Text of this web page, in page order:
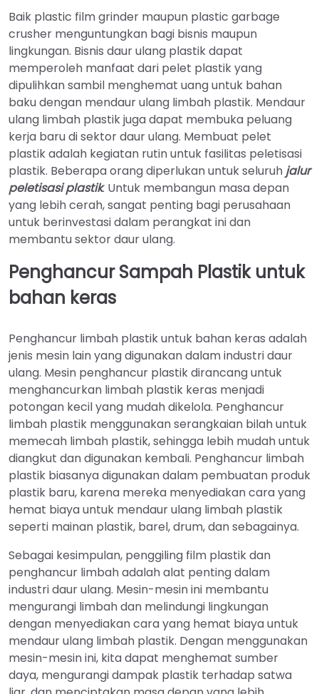
Baik plastic film grinder maupun plastic garbage
crusher menguntungkan bagi bisnis maupun
lingkungan. Bisnis daur ulang plastik dapat
memperoleh manfaat dari pelet plastik yang
dipulihkan sambil menghemat uang untuk bahan
baku dengan mendaur ulang limbah plastik. Mendaur
ulang limbah plastik juga dapat membuka peluang
kerja baru di sektor daur ulang. Membuat pelet
plastik adalah kegiatan rutin untuk fasilitas peletisasi
plastik. Beberapa orang diperlukan untuk seluruh jalur
peletisasi plastik. Untuk membangun masa depan
yang lebih cerah, sangat penting bagi perusahaan
untuk berinvestasi dalam perangkat ini dan
membantu sektor daur ulang.
Penghancur Sampah Plastik untuk
bahan keras
Penghancur limbah plastik untuk bahan keras adalah
jenis mesin lain yang digunakan dalam industri daur
ulang. Mesin penghancur plastik dirancang untuk
menghancurkan limbah plastik keras menjadi
potongan kecil yang mudah dikelola. Penghancur
limbah plastik menggunakan serangkaian bilah untuk
memecah limbah plastik, sehingga lebih mudah untuk
diangkut dan digunakan kembali. Penghancur limbah
plastik biasanya digunakan dalam pembuatan produk
plastik baru, karena mereka menyediakan cara yang
hemat biaya untuk mendaur ulang limbah plastik
seperti mainan plastik, barel, drum, dan sebagainya.
Sebagai kesimpulan, penggiling film plastik dan
penghancur limbah adalah alat penting dalam
industri daur ulang. Mesin-mesin ini membantu
mengurangi limbah dan melindungi lingkungan
dengan menyediakan cara yang hemat biaya untuk
mendaur ulang limbah plastik. Dengan menggunakan
mesin-mesin ini, kita dapat menghemat sumber
daya, mengurangi dampak plastik terhadap satwa